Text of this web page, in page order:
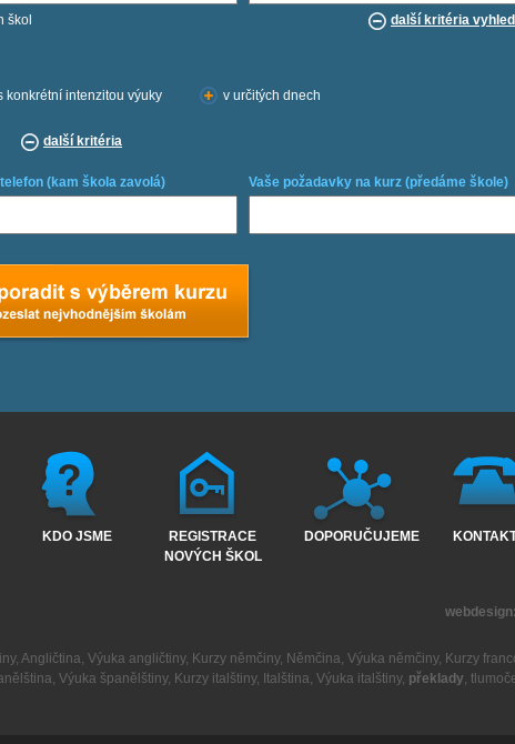
škol další kritéria
konkrétní intenzitou výuky v určitých dnech
další kritéria
(kam škola zavolá) Vaše požadavky na kurz (předáme škole)
KDO JSME
REGISTRACE
NOVÝCH ŠKOL
DOPORUČUJEME
webdesign:
, Angličtina, Výuka angličtiny, Kurzy němčiny, Němčina, Výuka němčiny, Kurzy
, Výuka španělštiny, Kurzy italštiny, Italština, Výuka italštiny, překlady,